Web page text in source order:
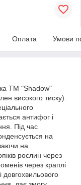
Оплата Умови
ТМ "Shadow"
високого тиску).
антифог і
Під час
на
на
рослин через
через краплі
довгохвильового